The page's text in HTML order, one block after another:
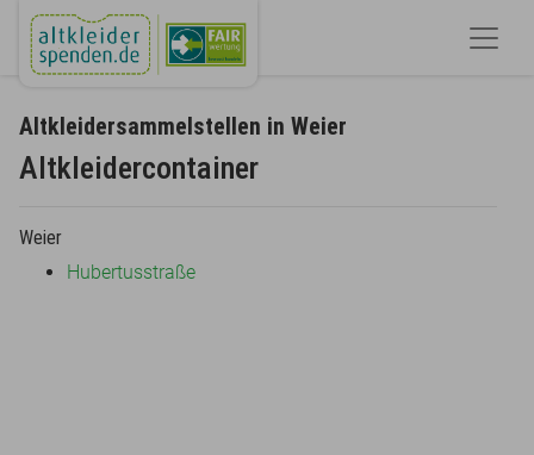
Altkleidersammelstellen in Weier
Altkleidercontainer
Weier
Hubertusstraße